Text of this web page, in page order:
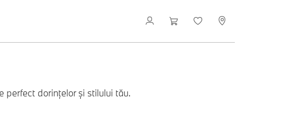
perfect dorințelor și stilului tău.